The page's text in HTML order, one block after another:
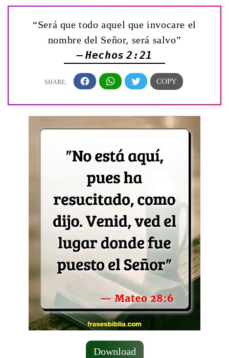
“Será que todo aquel que invocare el
nombre del Señor, será salvo”
— Hechos 2:21
Download